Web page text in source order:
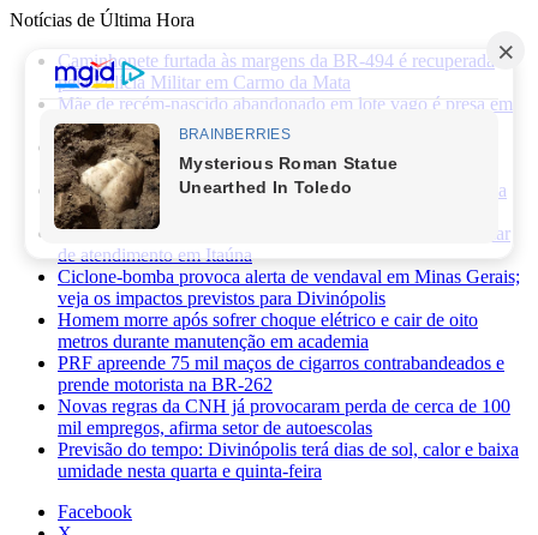
Notícias de Última Hora
Caminhonete furtada às margens da BR-494 é recuperada
pela Polícia Militar em Carmo da Mata
Mãe de recém-nascido abandonado em lote vago é presa em
Sabará
Três pessoas ficam feridas após ataque a facadas no bairro
Planalto, em Divinópolis
Previsão do tempo: fim de semana será de sol, calor e baixa
umidade em Divinópolis
Homem quebra vidro da recepção de hospital após reclamar
de atendimento em Itaúna
Ciclone-bomba provoca alerta de vendaval em Minas Gerais;
veja os impactos previstos para Divinópolis
Homem morre após sofrer choque elétrico e cair de oito
metros durante manutenção em academia
PRF apreende 75 mil maços de cigarros contrabandeados e
prende motorista na BR-262
Novas regras da CNH já provocaram perda de cerca de 100
mil empregos, afirma setor de autoescolas
Previsão do tempo: Divinópolis terá dias de sol, calor e baixa
umidade nesta quarta e quinta-feira
Facebook